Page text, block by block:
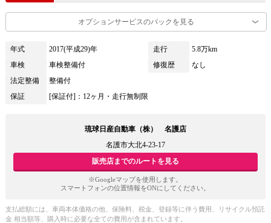
オプションサービスのパックを見る
年式 2017(平成29)年 走行
5.8万km
車検
車検整備付 修復歴
なし
法定整備
整備付
保証
[保証付]：12ヶ月・走行無制限
琉球日産自動車（株） 名護店
名護市大北4-23-17
販売店までのルートを見る
※Googleマップを使用します。
スマートフォンの位置情報をONにしてください。
支払総額には、車両本体価格の他、保険料、税金、登録等に伴う費用、リサイクル預託
金 相当額等、購入時に必要な全ての費用が含まれています。